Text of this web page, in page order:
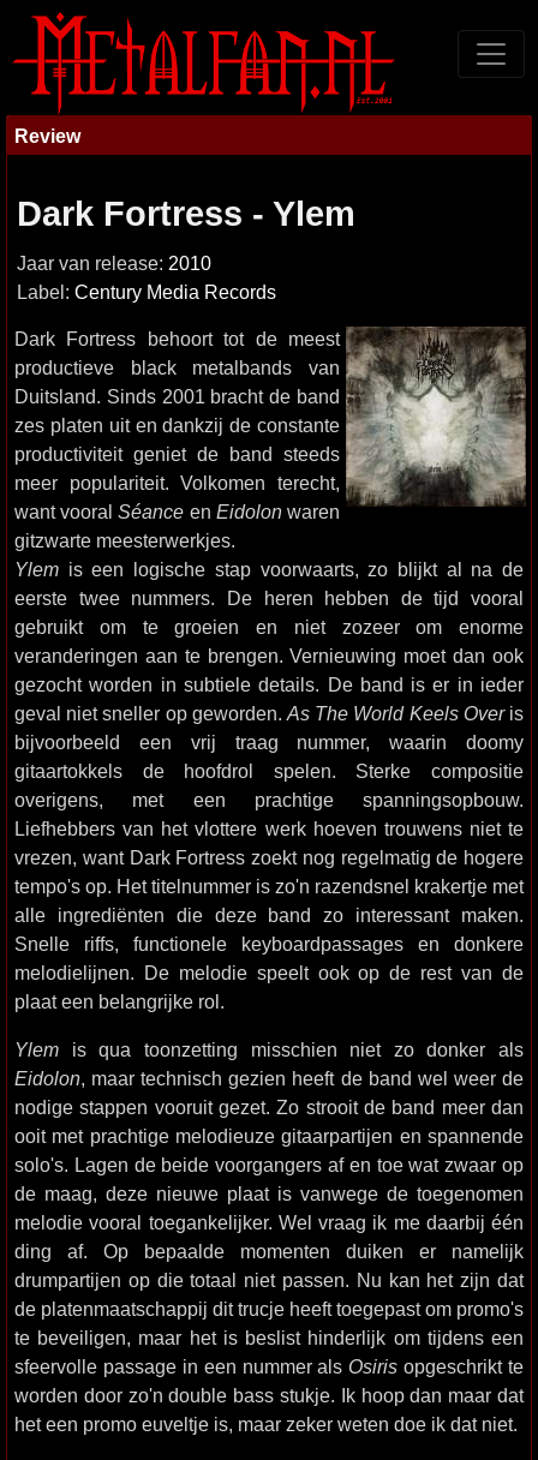
Review
Dark Fortress - Ylem
Jaar van release: 2010
Label: Century Media Records
Dark Fortress behoort tot de meest
productieve black metalbands van
Duitsland. Sinds 2001 bracht de band
zes platen uit en dankzij de constante
productiviteit geniet de band steeds
meer populariteit. Volkomen terecht,
want vooralSéance en Eidolonwaren
gitzwarte meesterwerkjes.
Ylem is een logische stap voorwaarts, zo blijkt al na de
eerste twee nummers. De heren hebben de tijd vooral
gebruikt om te groeien en niet zozeer om enorme
veranderingen aan te brengen. Vernieuwing moet dan ook
gezocht worden in subtiele details. De band is er in ieder
geval niet sneller op geworden. As The World Keels Overis
bijvoorbeeld een vrij traag nummer, waarin doomy
gitaartokkels de hoofdrol spelen. Sterke compositie
overigens, met een prachtige spanningsopbouw.
Liefhebbers van het vlottere werk hoeven trouwens niet te
vrezen, want Dark Fortress zoekt nog regelmatig de hogere
tempo's op. Het titelnummer is zo'n razendsnel krakertje met
alle ingrediënten die deze band zo interessant maken.
Snelle riffs, functionele keyboardpassages en donkere
melodielijnen. De melodie speelt ook op de rest van de
plaat een belangrijke rol.
Ylem is qua toonzetting misschien niet zo donker als
Eidolon, maar technisch gezien heeft de band wel weer de
nodige stappen vooruit gezet. Zo strooit de band meer dan
ooit met prachtige melodieuze gitaarpartijen en spannende
solo's. Lagen de beide voorgangers af en toe wat zwaar op
de maag, deze nieuwe plaat is vanwege de toegenomen
melodie vooral toegankelijker. Wel vraag ik me daarbij één
ding af. Op bepaalde momenten duiken er namelijk
drumpartijen op die totaal niet passen. Nu kan het zijn dat
de platenmaatschappij dit trucje heeft toegepast om promo's
te beveiligen, maar het is beslist hinderlijk om tijdens een
sfeervolle passage in een nummer als Osiris opgeschrikt te
worden door zo'n double bass stukje. Ik hoop dan maar dat
het een promo euveltje is, maar zeker weten doe ik dat niet.